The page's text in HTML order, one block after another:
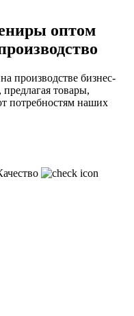
оптом
производстве бизнес-
товары,
потребностям наших